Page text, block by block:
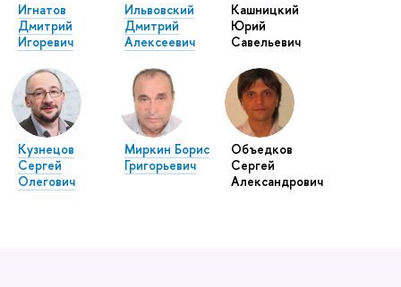
Игнатов
Дмитрий
Игоревич
Ильвовский
Дмитрий
Алексеевич
Кашницкий
Юрий
Савельевич
Кузнецов
Сергей
Олегович
Миркин Борис
Григорьевич
Объедков
Сергей
Александрович